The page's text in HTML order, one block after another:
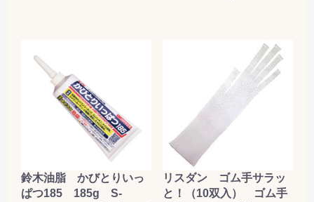
鈴木油脂 かびとりいっ
ぱつ185 185g S-
リスダン ゴム手サラッ
と！（10双入） ゴム手